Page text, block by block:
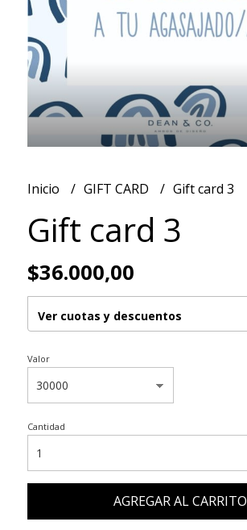
Inicio GIFT CARD Gift card 3
Gift card 3
$36.000,00
Ver cuotas y descuentos
Valor
Cantidad
AGREGAR AL CARRITO